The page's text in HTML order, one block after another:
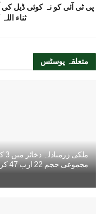
پی ٹی آئی کو نہ کوئی ڈیل
ثناء
متعلقہ پوسٹس
مجموعی حجم 22 ارب 47 کروڑ ڈالر تک پہنچ گیا